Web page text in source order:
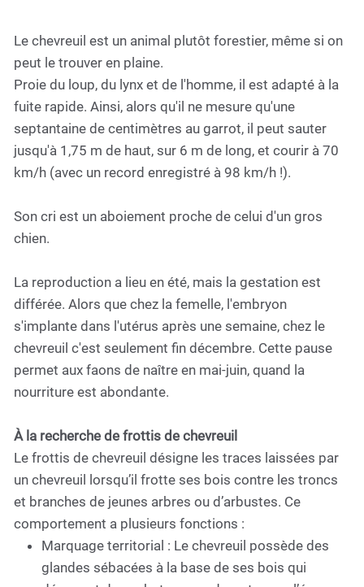
Le chevreuil est un animal plutôt forestier, même si on
peut le trouver en plaine.
Proie du loup, du lynx et de l'homme, il est adapté à la
fuite rapide. Ainsi, alors qu'il ne mesure qu'une
septantaine de centimètres au garrot, il peut sauter
jusqu'à 1,75 m de haut, sur 6 m de long, et courir à 70
km/h (avec un record enregistré à 98 km/h !).
Son cri est un aboiement proche de celui d'un gros
chien.
La reproduction a lieu en été, mais la gestation est
différée. Alors que chez la femelle, l'embryon
s'implante dans l'utérus après une semaine, chez le
chevreuil c'est seulement fin décembre. Cette pause
permet aux faons de naître en mai-juin, quand la
nourriture est abondante.
À la recherche de frottis de chevreuil
Le frottis de chevreuil désigne les traces laissées par
un chevreuil lorsqu’il frotte ses bois contre les troncs
et branches de jeunes arbres ou d’arbustes. Ce
comportement a plusieurs fonctions :
Marquage territorial : Le chevreuil possède des
glandes sébacées à la base de ses bois qui